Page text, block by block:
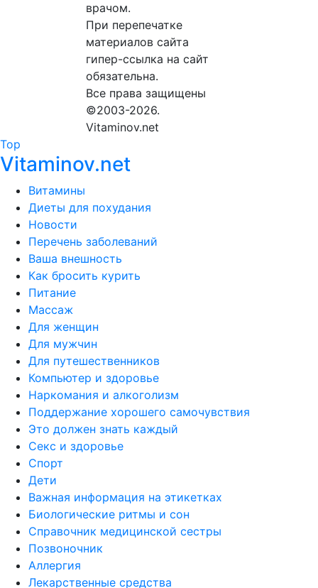
врачом.
При перепечатке
материалов сайта
гипер-ссылка на сайт
обязательна.
Все права защищены
©2003-2026.
Vitaminov.net
Top
Vitaminov.net
Витамины
Диеты для похудания
Новости
Перечень заболеваний
Ваша внешность
Как бросить курить
Питание
Массаж
Для женщин
Для мужчин
Для путешественников
Компьютер и здоровье
Наркомания и алкоголизм
Поддержание хорошего самочувствия
Это должен знать каждый
Секс и здоровье
Спорт
Дети
Важная информация на этикетках
Биологические ритмы и сон
Справочник медицинской сестры
Позвоночник
Аллергия
Лекарственные средства